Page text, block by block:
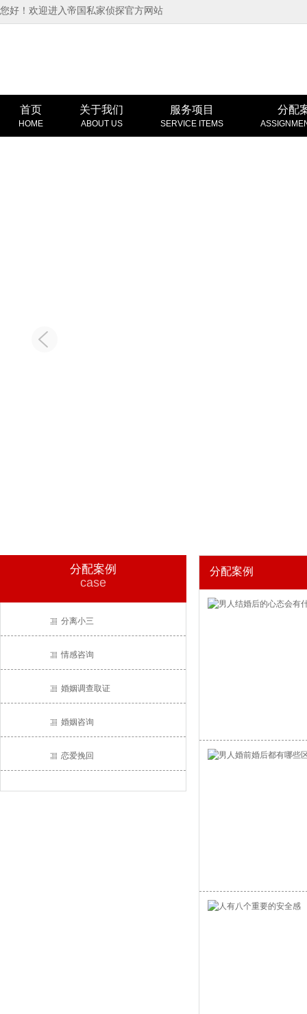
您好！欢迎进入帝国私家侦探官方网站
首页
HOME
关于我们
ABOUT US
服务项目
SERVICE ITEMS
分配
分配案例
case
分离小三
情感咨询
婚姻调查取证
婚姻咨询
恋爱挽回
分配案例